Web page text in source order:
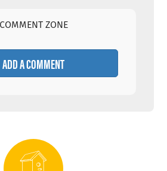
COMMENT ZONE
ADD A COMMENT